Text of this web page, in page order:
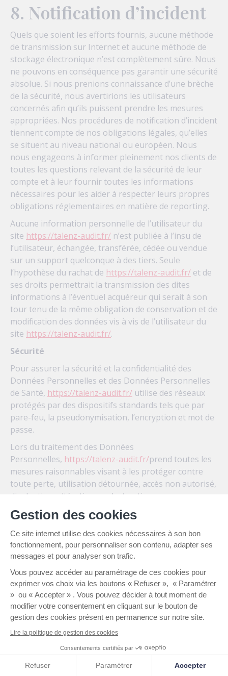
8. Notification d’incident
Quels que soient les efforts fournis, aucune méthode
de transmission sur Internet et aucune méthode de
stockage électronique n’est complètement sûre. Nous
ne pouvons en conséquence pas garantir une sécurité
absolue. Si nous prenions connaissance d’une brèche
de la sécurité, nous avertirions les utilisateurs
concernés afin qu’ils puissent prendre les mesures
appropriées. Nos procédures de notification d’incident
tiennent compte de nos obligations légales, qu’elles
se situent au niveau national ou européen. Nous
nous engageons à informer pleinement nos clients de
toutes les questions relevant de la sécurité de leur
compte et à leur fournir toutes les informations
nécessaires pour les aider à respecter leurs propres
obligations réglementaires en matière de reporting.
Aucune information personnelle de l’utilisateur du
site https://talenz-audit.fr/ n’est publiée à l’insu de
l’utilisateur, échangée, transférée, cédée ou vendue
sur un support quelconque à des tiers. Seule
l’hypothèse du rachat de https://talenz-audit.fr/ et de
ses droits permettrait la transmission des dites
informations à l’éventuel acquéreur qui serait à son
tour tenu de la même obligation de conservation et de
modification des données vis à vis de l’utilisateur du
site https://talenz-audit.fr/.
Sécurité
Pour assurer la sécurité et la confidentialité des
Données Personnelles et des Données Personnelles
de Santé, https://talenz-audit.fr/ utilise des réseaux
protégés par des dispositifs standards tels que par
pare-feu, la pseudonymisation, l’encryption et mot de
passe.
Lors du traitement des Données
Personnelles, https://talenz-audit.fr/prend toutes les
mesures raisonnables visant à les protéger contre
toute perte, utilisation détournée, accès non autorisé,
divulgation, altération ou destruction.
9. Liens hypertextes «
cookies » et balises
(“tags”) internet
Le sitehttps://talenz-audit.fr/ contient un certain
nombre de liens hypertextes vers d’autres sites, mis
en place avec l’autorisation dehttps://talenz-audit.fr/
Cependant,https://talenz-audit.fr/
possibilité de vérifier le contenu des sites ainsi visités,
Gestion des cookies
Ce site internet utilise des cookies nécessaires à son bon
fonctionnement, pour personnaliser son contenu, adapter ses
messages et pour analyser son trafic.
Vous pouvez accéder au paramétrage de ces cookies pour
exprimer vos choix via les boutons « Refuser », « Paramétrer
» ou « Accepter » . Vous pouvez décider à tout moment de
modifier votre consentement en cliquant sur le bouton de
gestion des cookies présent en permanence sur notre site.
Lire la politique de gestion des cookies
Consentements certifiés par
Refuser Paramétrer Accepter
Cookies